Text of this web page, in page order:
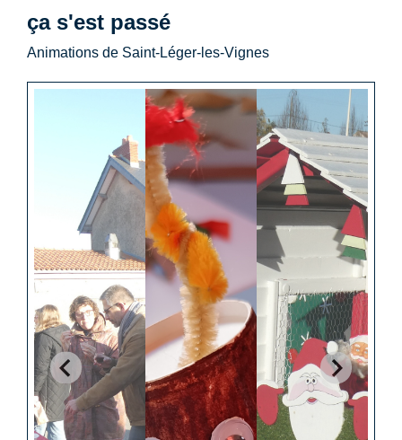
ça s'est passé
Animations de Saint-Léger-les-Vignes